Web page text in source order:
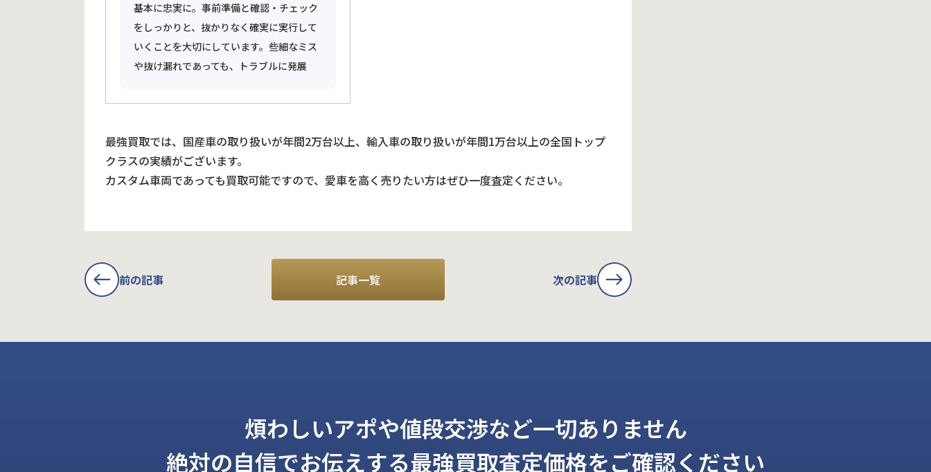
基本に忠実に。事前準備と確認・チェック
をしっかりと、抜かりなく確実に実行して
いくことを大切にしています。些細なミス
や抜け漏れであっても、トラブルに発展
最強買取では、国産車の取り扱いが年間2万台以上、輸入車の取り扱いが年間1万台以上の全国トップ
クラスの実績がございます。
カスタム車両であっても買取可能ですので、愛車を高く売りたい方はぜひ一度査定ください。
前の記事 記事一覧 次の記事
煩わしいアポや値段交渉など一切ありません
絶対の自信でお伝えする最強買取査定価格をご確認ください